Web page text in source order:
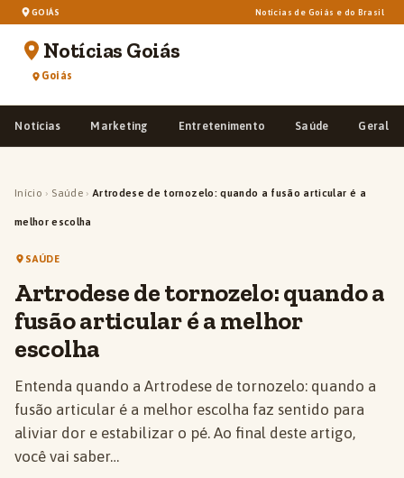
GOIÁS Notícias de Goiás e do Brasil
Notícias Goiás
Goiás
Notícias Marketing Entretenimento Saúde Geral
Início › Saúde › Artrodese de tornozelo: quando a fusão articular é a
melhor escolha
SAÚDE
Artrodese de tornozelo: quando a
fusão articular é a melhor
escolha
Entenda quando a Artrodese de tornozelo: quando a
fusão articular é a melhor escolha faz sentido para
aliviar dor e estabilizar o pé. Ao final deste artigo,
você vai saber…